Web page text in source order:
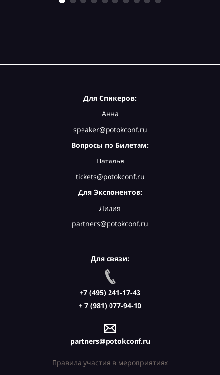
Для Спикеров:
Анна
speaker@potokconf.ru
Вопросы по Билетам:
Наталья
tickets@potokconf.ru
Для Экспонентов:
Лилия
partners@potokconf.ru
Для связи:
+7 (495) 241-17-43
+ 7 (981) 077-94-10
partners@potokconf.ru
Правила участия в мероприятиях